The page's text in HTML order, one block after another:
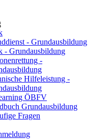
- Grundausbildung
- Grundausbildung
-
Hilfeleistung -
ÖBFV
Grundausbildung
Fragen